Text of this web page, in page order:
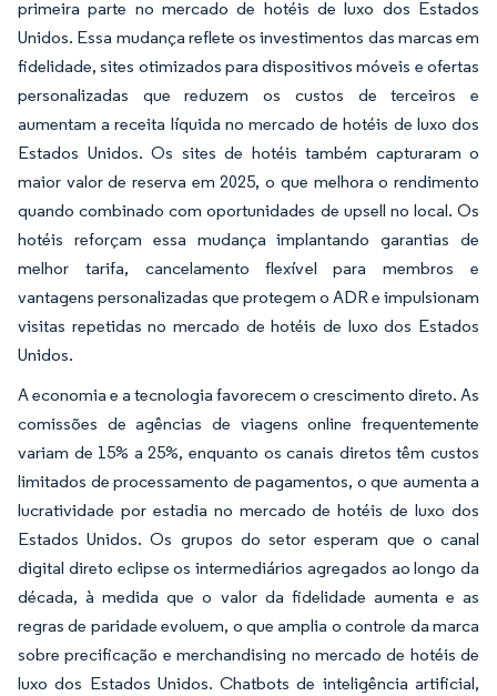
primeira parte no mercado de hotéis de luxo dos Estados
Unidos. Essa mudança reflete os investimentos das marcas em
fidelidade, sites otimizados para dispositivos móveis e ofertas
personalizadas que reduzem os custos de terceiros e
aumentam a receita líquida no mercado de hotéis de luxo dos
Estados Unidos. Os sites de hotéis também capturaram o
maior valor de reserva em 2025, o que melhora o rendimento
quando combinado com oportunidades de upsell no local. Os
hotéis reforçam essa mudança implantando garantias de
melhor tarifa, cancelamento flexível para membros e
vantagens personalizadas que protegem o ADR e impulsionam
visitas repetidas no mercado de hotéis de luxo dos Estados
Unidos.
A economia e a tecnologia favorecem o crescimento direto. As
comissões de agências de viagens online frequentemente
variam de 15% a 25%, enquanto os canais diretos têm custos
limitados de processamento de pagamentos, o que aumenta a
lucratividade por estadia no mercado de hotéis de luxo dos
Estados Unidos. Os grupos do setor esperam que o canal
digital direto eclipse os intermediários agregados ao longo da
década, à medida que o valor da fidelidade aumenta e as
regras de paridade evoluem, o que amplia o controle da marca
sobre precificação e merchandising no mercado de hotéis de
luxo dos Estados Unidos. Chatbots de inteligência artificial,